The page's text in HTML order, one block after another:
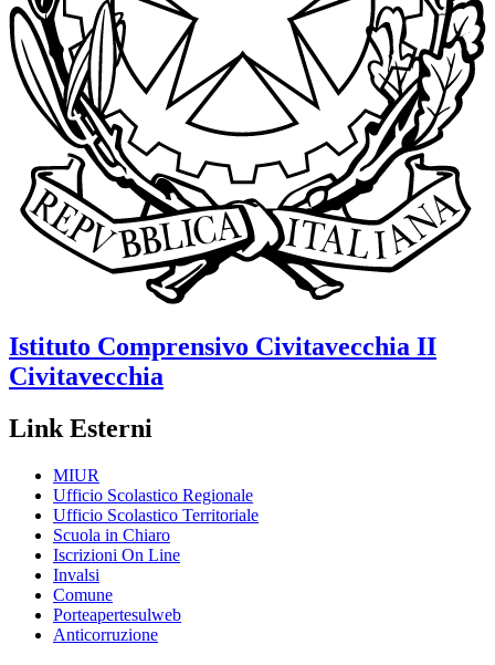
Istituto Comprensivo Civitavecchia II
Civitavecchia
Link Esterni
MIUR
Ufficio Scolastico Regionale
Ufficio Scolastico Territoriale
Scuola in Chiaro
Iscrizioni On Line
Invalsi
Comune
Porteapertesulweb
Anticorruzione